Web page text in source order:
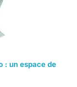
: un espace de